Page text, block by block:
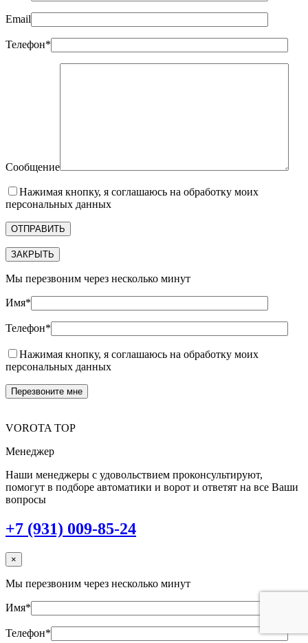
Email
Телефон*
Сообщение
Нажимая кнопку, я соглашаюсь на обработку моих
персональных данных
ЗАКРЫТЬ
Мы перезвоним через несколько минут
Имя*
Телефон*
Нажимая кнопку, я соглашаюсь на обработку моих
персональных данных
VOROTA TOP
Менеджер
Наши менеджеры с удовольствием проконсультируют,
помогут в подборе автоматики и ворот и ответят на все Ваши
вопросы
+7 (931) 009-85-24
×
Мы перезвоним через несколько минут
Имя*
Телефон*